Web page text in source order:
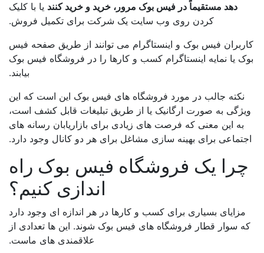
دهد مستقیماً در فیس بوک مرور، خرید و خرید کنند یا با کلیک
کردن روی وب سایت یک شرکت برای تکمیل فروش.
فیس بوک و اینستاگرام می توانند از طریق صفحه فیس
یا نمایه اینستاگرام کسب و کارها را در فروشگاه فیس بوک
بیابند.
نکته جالب در مورد فروشگاه های فیس بوک این است که این
به صورت ارگانیک یا از طریق تبلیغات قابل کشف است،
به این معنی که فرصت های زیادی برای بازاریابان رسانه های
برای بهینه سازی مشاغل برای هر دو کانال وجود دارد.
یک فروشگاه فیس بوک راه
اندازی کنیم؟
مزایای بسیاری برای کسب و کارها در هر اندازه ای وجود دارد
سوار قطار فروشگاه های فیس بوک شوند. این ها تعدادی از
علاقمندی های ماست.